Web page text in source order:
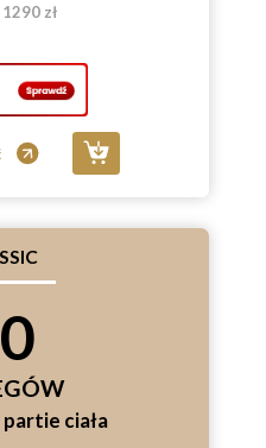
1290 zł
ciała